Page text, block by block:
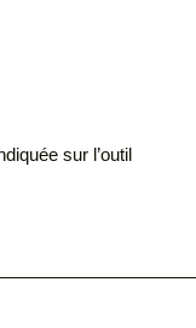
sur l’outil